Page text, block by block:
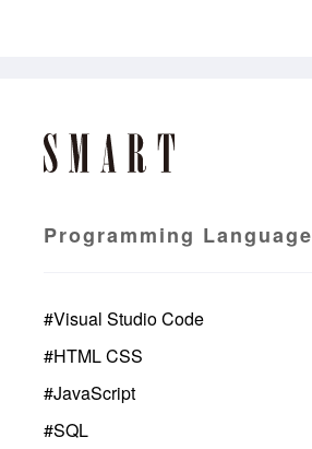
Programming Language
#Visual Studio Code
#HTML CSS
#JavaScript
#SQL